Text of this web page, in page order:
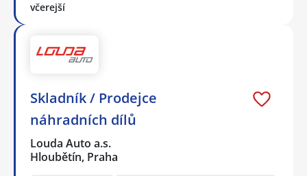
včerejší
Skladník / Prodejce
náhradních dílů
Louda Auto a.s.
Hloubětín, Praha